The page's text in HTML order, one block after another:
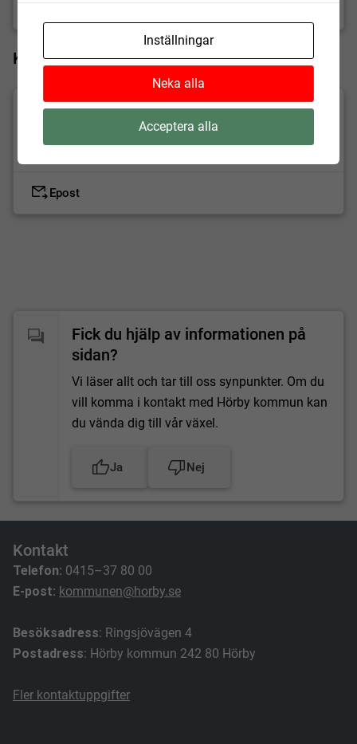
2025 (pdf, 176.32 KB)
2024-09-10
Kontakta oss
Geoinfo Mittskåne
Epost
Fick du hjälp av informationen på
sidan?
Vi läser allt och tar till oss synpunkter. Om du
vill komma i kontakt med Hörby kommun kan
du vända dig till vår växel.
Ja Nej
Kontakt
Telefon: 0415–37 80 00
E-post: kommunen@horby.se
Besöksadress: Ringsjövägen 4
Postadress: Hörby kommun 242 80 Hörby
Fler kontaktuppgifter
Inställningar
Neka alla
Acceptera alla